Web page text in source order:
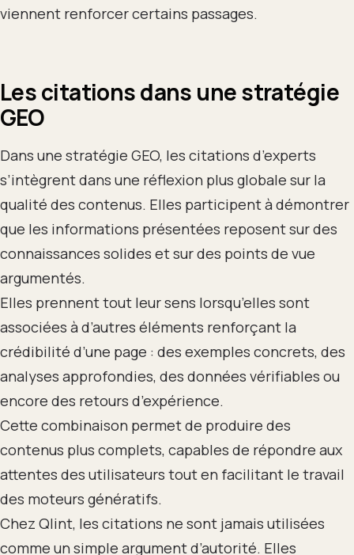
viennent renforcer certains passages.
Les citations dans une stratégie
GEO
Dans une stratégie GEO, les citations d’experts
s’intègrent dans une réflexion plus globale sur la
qualité des contenus. Elles participent à démontrer
que les informations présentées reposent sur des
connaissances solides et sur des points de vue
argumentés.
Elles prennent tout leur sens lorsqu’elles sont
associées à d’autres éléments renforçant la
crédibilité d’une page : des exemples concrets, des
analyses approfondies, des données vérifiables ou
encore des retours d’expérience.
Cette combinaison permet de produire des
contenus plus complets, capables de répondre aux
attentes des utilisateurs tout en facilitant le travail
des moteurs génératifs.
Chez Qlint, les citations ne sont jamais utilisées
comme un simple argument d’autorité. Elles